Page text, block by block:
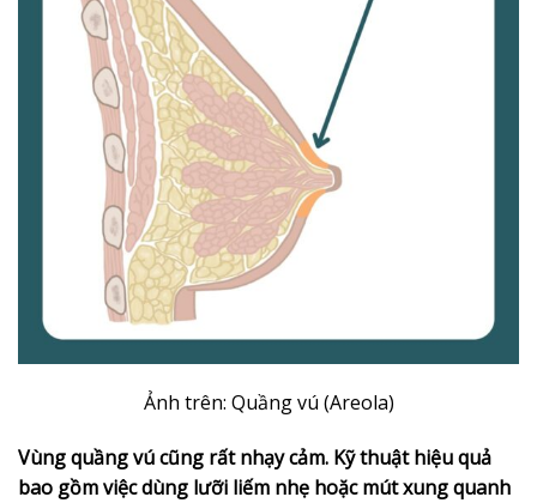
Ảnh trên: Quầng vú (Areola)
Vùng quầng vú cũng rất nhạy cảm. Kỹ thuật hiệu quả
bao gồm việc dùng lưỡi liếm nhẹ hoặc mút xung quanh